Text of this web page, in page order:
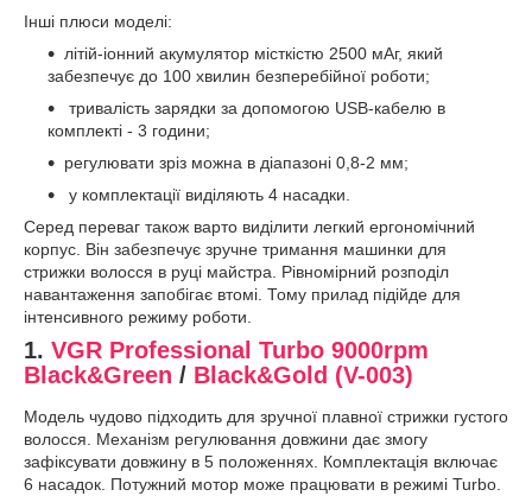
Інші плюси моделі:
літій-іонний акумулятор місткістю 2500 мАг, який
забезпечує до 100 хвилин безперебійної роботи;
тривалість зарядки за допомогою USB-кабелю в
комплекті - 3 години;
регулювати зріз можна в діапазоні 0,8-2 мм;
у комплектації виділяють 4 насадки.
Серед переваг також варто виділити легкий ергономічний
корпус. Він забезпечує зручне тримання машинки для
стрижки волосся в руці майстра. Рівномірний розподіл
навантаження запобігає втомі. Тому прилад підійде для
інтенсивного режиму роботи.
1. VGR Professional Turbo 9000rpm
Black&Green / Black&Gold (V-003)
Модель чудово підходить для зручної плавної стрижки густого
волосся. Механізм регулювання довжини дає змогу
зафіксувати довжину в 5 положеннях. Комплектація включає
6 насадок. Потужний мотор може працювати в режимі Turbo.